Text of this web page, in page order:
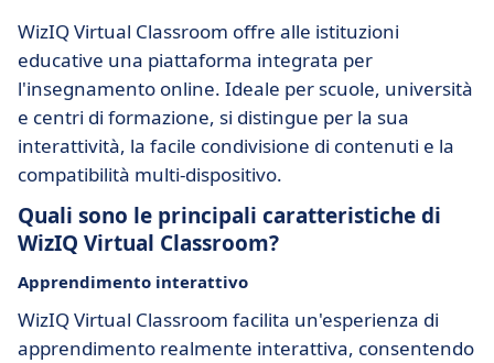
WizIQ Virtual Classroom offre alle istituzioni
educative una piattaforma integrata per
l'insegnamento online. Ideale per scuole, università
e centri di formazione, si distingue per la sua
interattività, la facile condivisione di contenuti e la
compatibilità multi-dispositivo.
Quali sono le principali caratteristiche di
WizIQ Virtual Classroom?
Apprendimento interattivo
WizIQ Virtual Classroom facilita un'esperienza di
apprendimento realmente interattiva, consentendo